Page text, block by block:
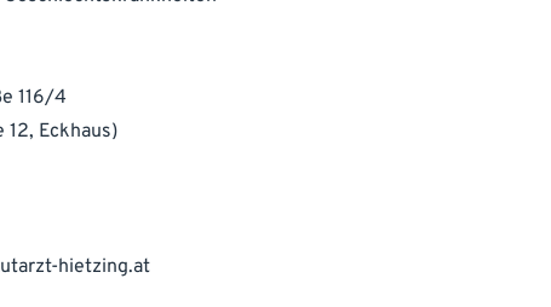
116/4
12, Eckhaus)
hietzing.at